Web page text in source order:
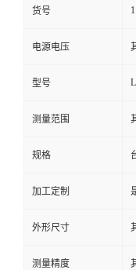
言
货号 1
电源电压
型号
测量范围
规格
加工定制
外形尺寸
测量精度